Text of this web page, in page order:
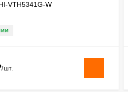
VTH5341G-W
/шт.